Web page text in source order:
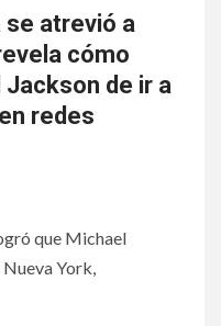
se atrevió a
cómo
de ir a
redes
que Michael
Nueva York,